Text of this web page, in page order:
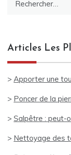
Articles Les
> Apporter une
> Poncer de la
> Salpêtre : peut-
> Nettoyage des